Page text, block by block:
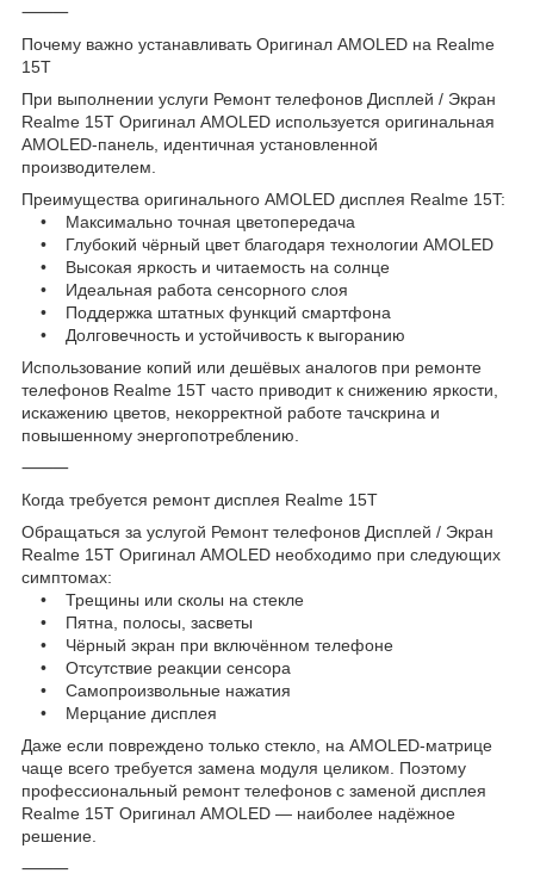
⸻
Почему важно устанавливать Оригинал AMOLED на Realme
15T
При выполнении услуги Ремонт телефонов Дисплей / Экран
Realme 15T Оригинал AMOLED используется оригинальная
AMOLED-панель, идентичная установленной
производителем.
Преимущества оригинального AMOLED дисплея Realme 15T:
• Максимально точная цветопередача
• Глубокий чёрный цвет благодаря технологии AMOLED
• Высокая яркость и читаемость на солнце
• Идеальная работа сенсорного слоя
• Поддержка штатных функций смартфона
• Долговечность и устойчивость к выгоранию
Использование копий или дешёвых аналогов при ремонте
телефонов Realme 15T часто приводит к снижению яркости,
искажению цветов, некорректной работе тачскрина и
повышенному энергопотреблению.
⸻
Когда требуется ремонт дисплея Realme 15T
Обращаться за услугой Ремонт телефонов Дисплей / Экран
Realme 15T Оригинал AMOLED необходимо при следующих
симптомах:
• Трещины или сколы на стекле
• Пятна, полосы, засветы
• Чёрный экран при включённом телефоне
• Отсутствие реакции сенсора
• Самопроизвольные нажатия
• Мерцание дисплея
Даже если повреждено только стекло, на AMOLED-матрице
чаще всего требуется замена модуля целиком. Поэтому
профессиональный ремонт телефонов с заменой дисплея
Realme 15T Оригинал AMOLED — наиболее надёжное
решение.
⸻